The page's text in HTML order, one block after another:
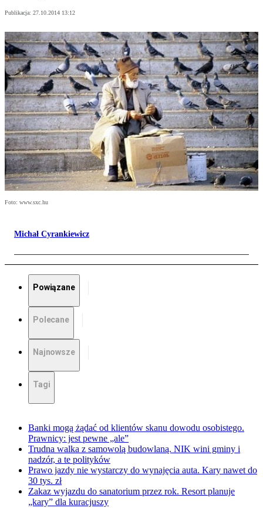
Publikacja: 27.10.2014 13:12
Foto: www.sxc.hu
Michał Cyrankiewicz
Powiązane
Polecane
Najnowsze
Tagi
Banki mogą żądać od klientów skanu dowodu osobistego.
Prawnicy: jest pewne „ale”
Trudna walka z samowolą budowlaną. NIK wini gminy i
nadzór, a te polityków
Prawo jazdy nie wystarczy do wynajęcia auta. Kary nawet do
30 tys. zł
Zakaz wyjazdu do sanatorium przez rok. Resort planuje
„kary” dla kuracjuszy